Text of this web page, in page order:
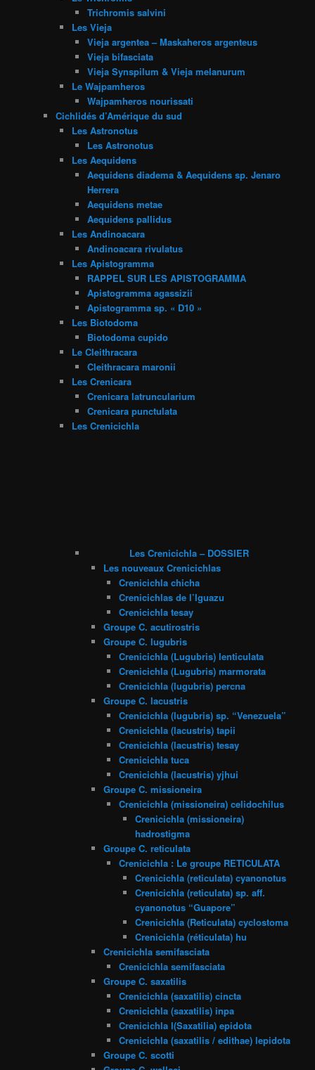
Trichromis salvini
Les Vieja
Vieja argentea – Maskaheros argenteus
Vieja bifasciata
Vieja Synspilum & Vieja melanurum
Le Wajpamheros
Wajpamheros nourissati
Cichlidés d’Amérique du sud
Les Astronotus
Les Astronotus
Les Aequidens
Aequidens diadema & Aequidens sp. Jenaro
Herrera
Aequidens metae
Aequidens pallidus
Les Andinoacara
Andinoacara rivulatus
Les Apistogramma
RAPPEL SUR LES APISTOGRAMMA
Apistogramma agassizii
Apistogramma sp. « D10 »
Les Biotodoma
Biotodoma cupido
Le Cleithracara
Cleithracara maronii
Les Crenicara
Crenicara latruncularium
Crenicara punctulata
Les Crenicichla
Les Crenicichla – DOSSIER
Les nouveaux Crenicichlas
Crenicichla chicha
Crenicichlas de l’Iguazu
Crenicichla tesay
Groupe C. acutirostris
Groupe C. lugubris
Crenicichla (Lugubris) lenticulata
Crenicichla (Lugubris) marmorata
Crenicichla (lugubris) percna
Groupe C. lacustris
Crenicichla (lugubris) sp. “Venezuela”
Crenicichla (lacustris) tapii
Crenicichla (lacustris) tesay
Crenicichla tuca
Crenicichla (lacustris) yjhui
Groupe C. missioneira
Crenicichla (missioneira) celidochilus
Crenicichla (missioneira)
hadrostigma
Groupe C. reticulata
Crenicichla : Le groupe RETICULATA
Crenicichla (reticulata) cyanonotus
Crenicichla (reticulata) sp. aff.
cyanonotus “Guapore”
Crenicichla (Reticulata) cyclostoma
Crenicichla (réticulata) hu
Crenicichla semifasciata
Crenicichla semifasciata
Groupe C. saxatilis
Crenicichla (saxatilis) cincta
Crenicichla (saxatilis) inpa
Crenicichla l(Saxatilia) epidota
Crenicichla (saxatilis / edithae) lepidota
Groupe C. scotti